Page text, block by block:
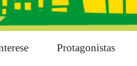
Protagonistas